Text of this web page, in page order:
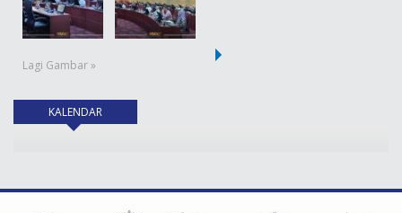
Lagi Gambar »
KALENDAR(tab aktif)